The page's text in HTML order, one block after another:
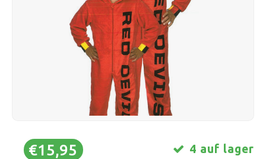
Kissen & Bettwäsche
Lampen & Beleuchtung
€15,95 4 auf lager